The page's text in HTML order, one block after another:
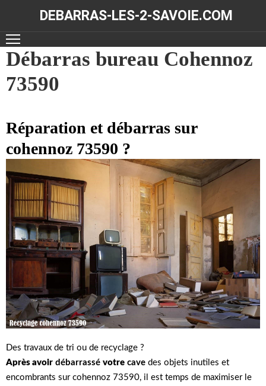
DEBARRAS-LES-2-SAVOIE.COM
ACCUEIL
DÉBARRAS
RÉALISATIONS
CONTACT
Débarras bureau Cohennoz
73590
Réparation et débarras sur
cohennoz 73590 ?
Des travaux de tri ou de recyclage ?
Après avoir débarrassé votre cave des objets inutiles et
encombrants sur cohennoz 73590, il est temps de maximiser le